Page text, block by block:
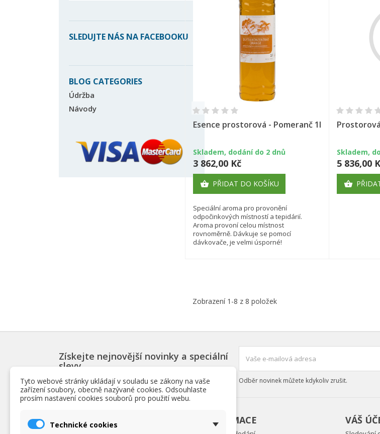
SLEDUJTE NÁS NA FACEBOOKU
BLOG CATEGORIES
Údržba
Návody
Esence prostorová - Pomeranč 1l
Skladem, dodání do 2 dnů
3 862,00 Kč
 PŘIDAT DO KOŠÍKU
Speciální aroma pro provonění
odpočinkových místností a tepidárií.
Aroma provoní celou místnost
rovnoměrně. Dávkuje se pomocí
dávkovače, je velmi úsporné!
Skladem,
5 836,00

Zobrazení 1-8 z 8 položek
Získejte nejnovější novinky a speciální
slevy
Odběr novinek můžete kdykoliv zrušit.
PRODUKTY INFORMACE VÁŠ
Tyto webové stránky ukládají v souladu se zákony na vaše
zařízení soubory, obecně nazývané cookies. Odsouhlaste
prosím nastavení cookies souborů pro použití webu.
Technické cookies